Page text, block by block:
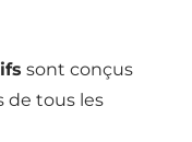
sont conçus
de tous les